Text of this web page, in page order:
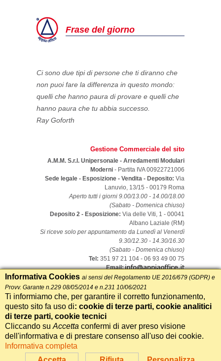
Frase del giorno
Ci sono due tipi di persone che ti diranno che
non puoi fare la differenza in questo mondo:
quelli che hanno paura di provare e quelli che
hanno paura che tu abbia successo.
Ray Goforth
Gestione Commerciale del sito
A.M.M. S.r.l. Unipersonale - Arredamenti Modulari
Moderni - Partita IVA 00922721006
Sede legale - Esposizione - Vendita - Deposito: Via
Lanuvio, 13/15 - 00179 Roma
Aperto tutti i giorni 9.00/13.00 - 14.00/18.00
(Sabato - Domenica chiuso)
Deposito 2 - Esposizione: Via delle Viti, 1 - 00041
Albano Laziale (RM)
Si riceve solo per appuntamento da Lunedì al Venerdì
9.30/12.30 - 14.30/16.30
(Sabato - Domenica chiuso)
Tel: 351 97 21 104 - 06 93 49 00 75
Email:
Archivio News-
Privacy Cookie| Trasparenza Imprese - Legge
Realizzazione Siti Web Itala
Whatsapp Chiama
Informativa Cookies ai sensi del Regolamento UE 2016/679 (GDPR) e
Provv. Garante n.229 08/05/2014 e n.231 10/06/2021
Ti informiamo che, per garantire il corretto funzionamento,
questo sito fa uso di: cookie di terze parti, cookie analitici
di terze parti, cookie tecnici
Cliccando su Accetta confermi di aver preso visione
dell'informativa e di prestare consenso all'uso dei cookie.
Informativa completa